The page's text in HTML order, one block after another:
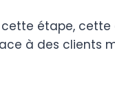
étape,
à des clients